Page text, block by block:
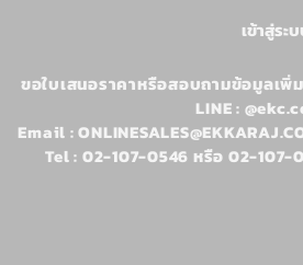
เข้าสู่ระ
ขอใบเสนอราคาหรือสอบถามข้อมูลเพิ่
LINE :
Email :
Tel : 02-107-0546 หรือ 02-107-